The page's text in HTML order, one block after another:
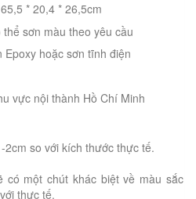
* 20,4 * 26,5cm
sơn màu theo yêu cầu
Epoxy hoặc sơn tĩnh điện
vực nội thành Hồ Chí Minh
so với kích thước thực tế.
có một chút khác biệt về màu sắc
thực tế.